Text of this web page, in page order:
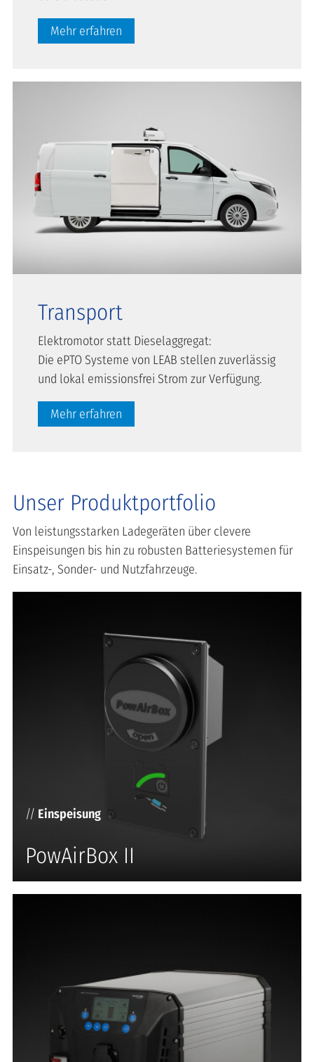
Mehr erfahren
Transport
Elektromotor statt Dieselaggregat:
Die ePTO Systeme von LEAB stellen zuverlässig
und lokal emissionsfrei Strom zur Verfügung.
Mehr erfahren
Unser Produktportfolio
Von leistungsstarken Ladegeräten über clevere
Einspeisungen bis hin zu robusten Batteriesystemen für
Einsatz-, Sonder- und Nutzfahrzeuge.
// Einspeisung
PowAirBox II